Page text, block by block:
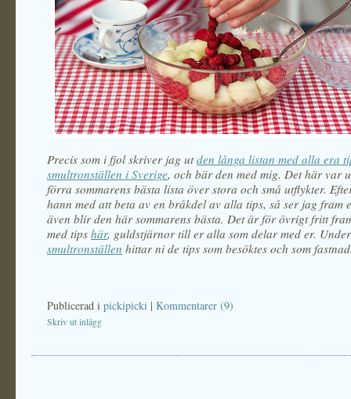
Precis som i fjol skriver jag utden långa listan med alla era
smultronställen i Sverige, och bär den med mig. Det här var
förra sommarens bästa lista över stora och små utflykter.
hann med att beta av en bråkdel av alla tips, så ser jag fram
även blir den här sommarens bästa. Det är för övrigt fritt
med tips här, guldstjärnor till er alla som delar med er.
smultronställen hittar ni de tips som besöktes och som
Publicerad i pickipicki | Kommentarer (9)
Skriv ut inlägg